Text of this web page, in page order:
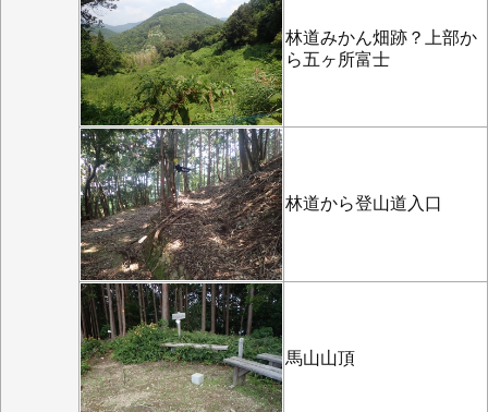
林道みかん畑跡？上部か
ら五ヶ所富士
林道から登山道入口
馬山山頂